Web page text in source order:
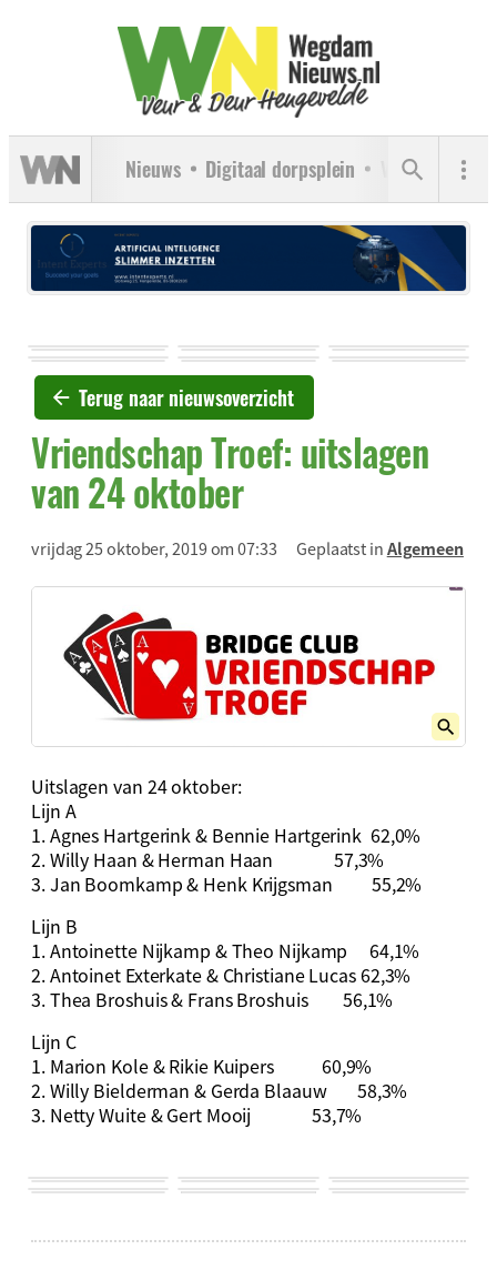
Nieuws Digitaal dorpsplein Verenigingen
Terug naar nieuwsoverzicht
Vriendschap Troef: uitslagen
van 24 oktober
vrijdag 25 oktober, 2019 om 07:33 Geplaatst inAlgemeen
Uitslagen van 24 oktober:
Lijn A
1. Agnes Hartgerink & Bennie Hartgerink 62,0%
2. Willy Haan & Herman Haan 57,3%
3. Jan Boomkamp & Henk Krijgsman 55,2%
Lijn B
1. Antoinette Nijkamp & Theo Nijkamp 64,1%
2. Antoinet Exterkate & Christiane Lucas 62,3%
3. Thea Broshuis & Frans Broshuis 56,1%
Lijn C
1. Marion Kole & Rikie Kuipers 60,9%
2. Willy Bielderman & Gerda Blaauw 58,3%
3. Netty Wuite & Gert Mooij 53,7%